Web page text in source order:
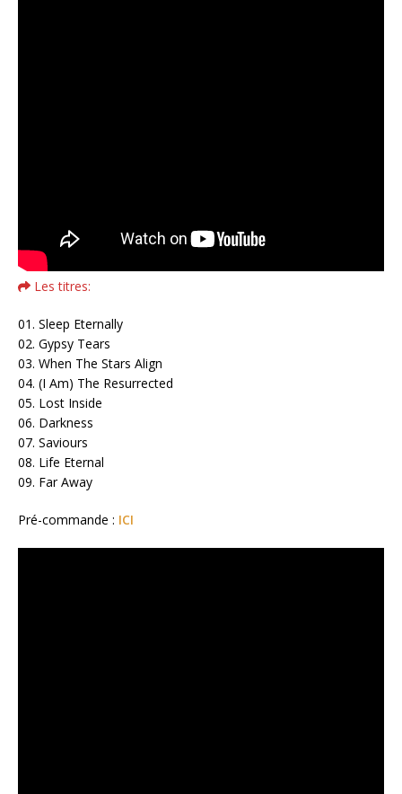
Les titres:
01. Sleep Eternally
02. Gypsy Tears
03. When The Stars Align
04. (I Am) The Resurrected
05. Lost Inside
06. Darkness
07. Saviours
08. Life Eternal
09. Far Away
Pré-commande : ICI